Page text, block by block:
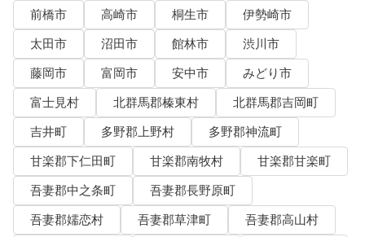
前橋市 高崎市 桐生市
伊勢崎市
太田市
沼田市 館林市
渋川市
藤岡市
富岡市 安中市
みどり市
富士見村
北群馬郡榛東村
北群馬郡吉岡町
吉井町
多野郡上野村
多野郡神流町
甘楽郡下仁田町
甘楽郡南牧村
甘楽郡甘楽町
吾妻郡中之条町
吾妻郡長野原町
吾妻郡嬬恋村
吾妻郡草津町
吾妻郡高山村